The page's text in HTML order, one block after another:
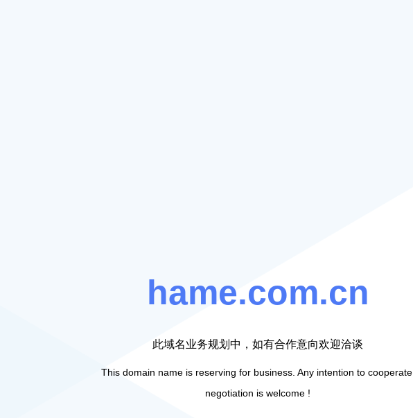
hame.com.cn
此域名业务规划中，如有合作意向欢迎洽谈
This domain name is reserving for business. Any intention to cooperate,
negotiation is welcome !